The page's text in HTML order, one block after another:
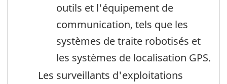
outils et l'équipement de
communication, tels que les
systèmes de traite robotisés et
les systèmes de localisation GPS.
Les surveillants d'exploitations